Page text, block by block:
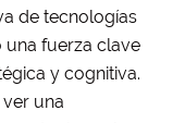
de tecnologías
fuerza clave
y cognitiva.
una